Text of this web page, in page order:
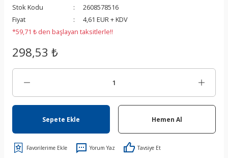
Stok Kodu
2608578516
Fiyat
4,61 EUR + KDV
*59,71 ₺ den başlayan taksitlerle!!
298,53 ₺
Sepete Ekle Hemen Al
Yorum Yaz Tavsiye Et